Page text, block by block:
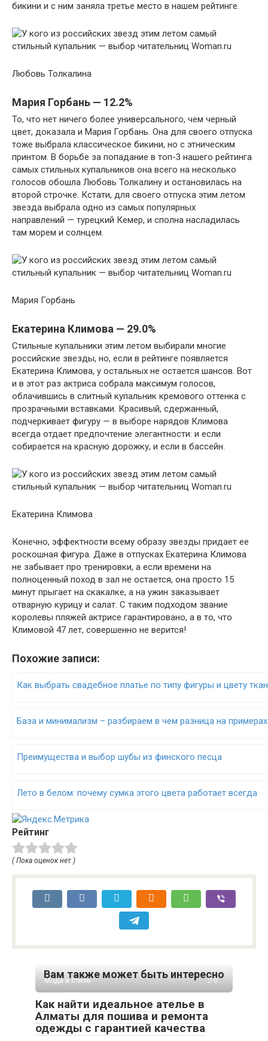
бикини и с ним заняла третье место в нашем рейтинге.
Любовь Толкалина
Мария Горбань — 12.2%
То, что нет ничего более универсального, чем черный
цвет, доказала и Мария Горбань. Она для своего отпуска
тоже выбрала классическое бикини, но с этническим
принтом. В борьбе за попадание в топ-3 нашего рейтинга
самых стильных купальников она всего на несколько
голосов обошла Любовь Толкалину и остановилась на
второй строчке. Кстати, для своего отпуска этим летом
звезда выбрала одно из самых популярных
направлений — турецкий Кемер, и сполна насладилась
там морем и солнцем.
Мария Горбань
Екатерина Климова — 29.0%
Стильные купальники этим летом выбирали многие
российские звезды, но, если в рейтинге появляется
Екатерина Климова, у остальных не остается шансов. Вот
и в этот раз актриса собрала максимум голосов,
облачившись в слитный купальник кремового оттенка с
прозрачными вставками. Красивый, сдержанный,
подчеркивает фигуру — в выборе нарядов Климова
всегда отдает предпочтение элегантности: и если
собирается на красную дорожку, и если в бассейн.
Екатерина Климова
Конечно, эффектности всему образу звезды придает ее
роскошная фигура. Даже в отпусках Екатерина Климова
не забывает про тренировки, а если времени на
полноценный поход в зал не остается, она просто 15
минут прыгает на скакалке, а на ужин заказывает
отварную курицу и салат. С таким подходом звание
королевы пляжей актрисе гарантировано, а в то, что
Климовой 47 лет, совершенно не верится!
Похожие записи:
Как выбрать свадебное платье по типу фигуры и цвету
База и минимализм – разбираем в чем разница на примерах
Преимущества и выбор шубы из финского песца
Лето в белом: почему сумка этого цвета работает всегда
Рейтинг
( Пока оценок нет )
Вам также может быть интересно
Мода и стиль 0
Как найти идеальное ателье в
Алматы для пошива и ремонта
одежды с гарантией качества